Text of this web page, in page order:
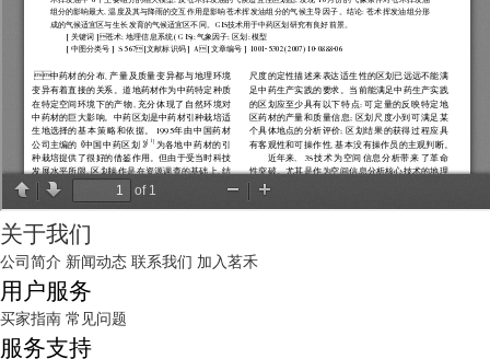
关于我们
公司简介 新闻动态 联系我们 加入茗禾
用户服务
买家指南 常见问题
服务支持